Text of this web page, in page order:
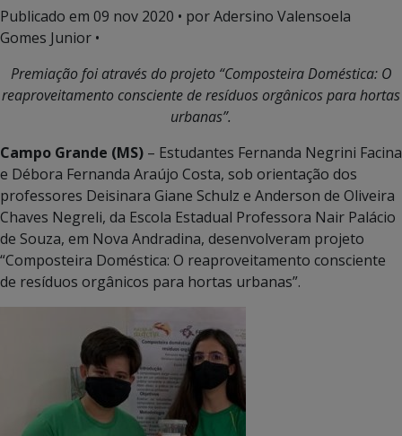
Publicado em 09 nov 2020 • por Adersino Valensoela
Gomes Junior •
Premiação foi através do projeto “Composteira Doméstica: O
reaproveitamento consciente de resíduos orgânicos para hortas
urbanas”.
Campo Grande (MS) – Estudantes Fernanda Negrini Facina
e Débora Fernanda Araújo Costa, sob orientação dos
professores Deisinara Giane Schulz e Anderson de Oliveira
Chaves Negreli, da Escola Estadual Professora Nair Palácio
de Souza, em Nova Andradina, desenvolveram projeto
“Composteira Doméstica: O reaproveitamento consciente
de resíduos orgânicos para hortas urbanas”.